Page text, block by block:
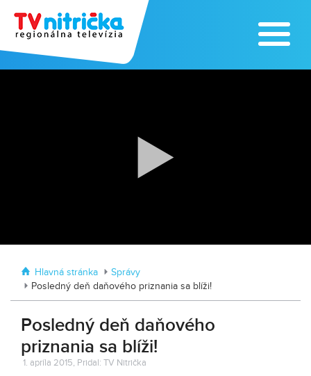
Výrobe medu zasvätil celý svoj život
Hlavná stránka
Správy
Posledný deň daňového priznania sa blíži!
Posledný deň daňového
priznania sa blíži!
1. apríla 2015, Pridal: TV Nitrička